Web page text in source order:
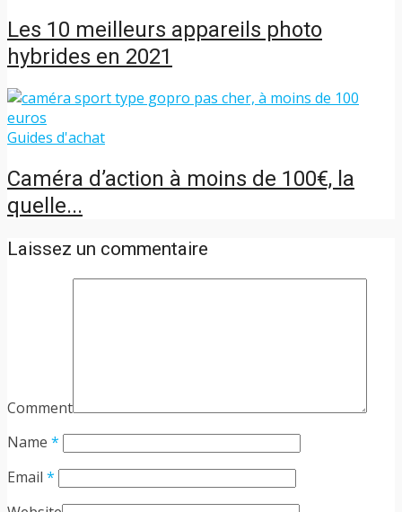
Les 10 meilleurs appareils photo
hybrides en 2021
Guides d'achat
Caméra d’action à moins de 100€, la
quelle...
Laissez un commentaire
Comment
Name *
Email *